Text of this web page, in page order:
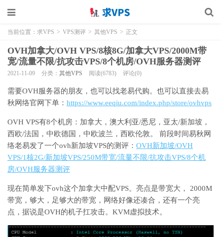
当前位置： 求VPS > VPS测评 > 其他VPS > 正文
OVH加拿大/OVH VPS/8核8G/加拿大VPS/2000M带
宽/流量不限/抗攻击VPS/8个机房/OVH服务器测评
2021-11-09 分类： 其他VPS 阅读(6783) 评论(0)
需要OVH服务器的朋友，也可以找老易代购。也可以直接去易
秋网络官网下单： https://www.eeqiu.com/index.php/store/ovhvps
OVH VPS有8个机房：加拿大，澳大利亚/悉尼，亚太/新加坡，
西欧/法国，中欧德国，中欧波兰，西欧伦敦。 前段时间易秋网
络老易发了一个ovh新加坡VPS的测评： OVH新加坡/OVH
VPS/1核2G/新加坡VPS/250M带宽/流量不限/抗攻击VPS/8个机
房/OVH服务器测评
现在简单发下ovh这个加拿大中配VPS。亮点是带宽大， 2000M
带宽，够大，足够大的带宽，网络好像还凑合，还有一个亮
点，据说是OVH的机子扛攻击。KVM虚拟技术。